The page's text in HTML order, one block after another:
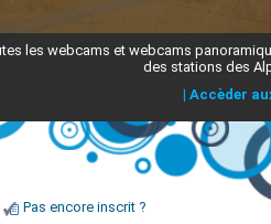
les webcams et webcams
des stations des
| Accèder
Pas encore inscrit ?